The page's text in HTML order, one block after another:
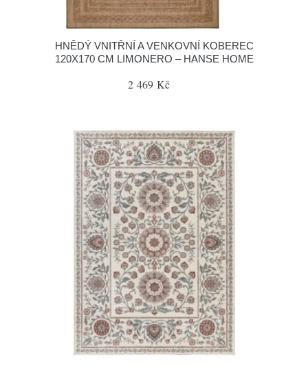
HNĚDÝ VNITŘNÍ A VENKOVNÍ KOBEREC
120X170 CM LIMONERO – HANSE HOME
2 469 Kč